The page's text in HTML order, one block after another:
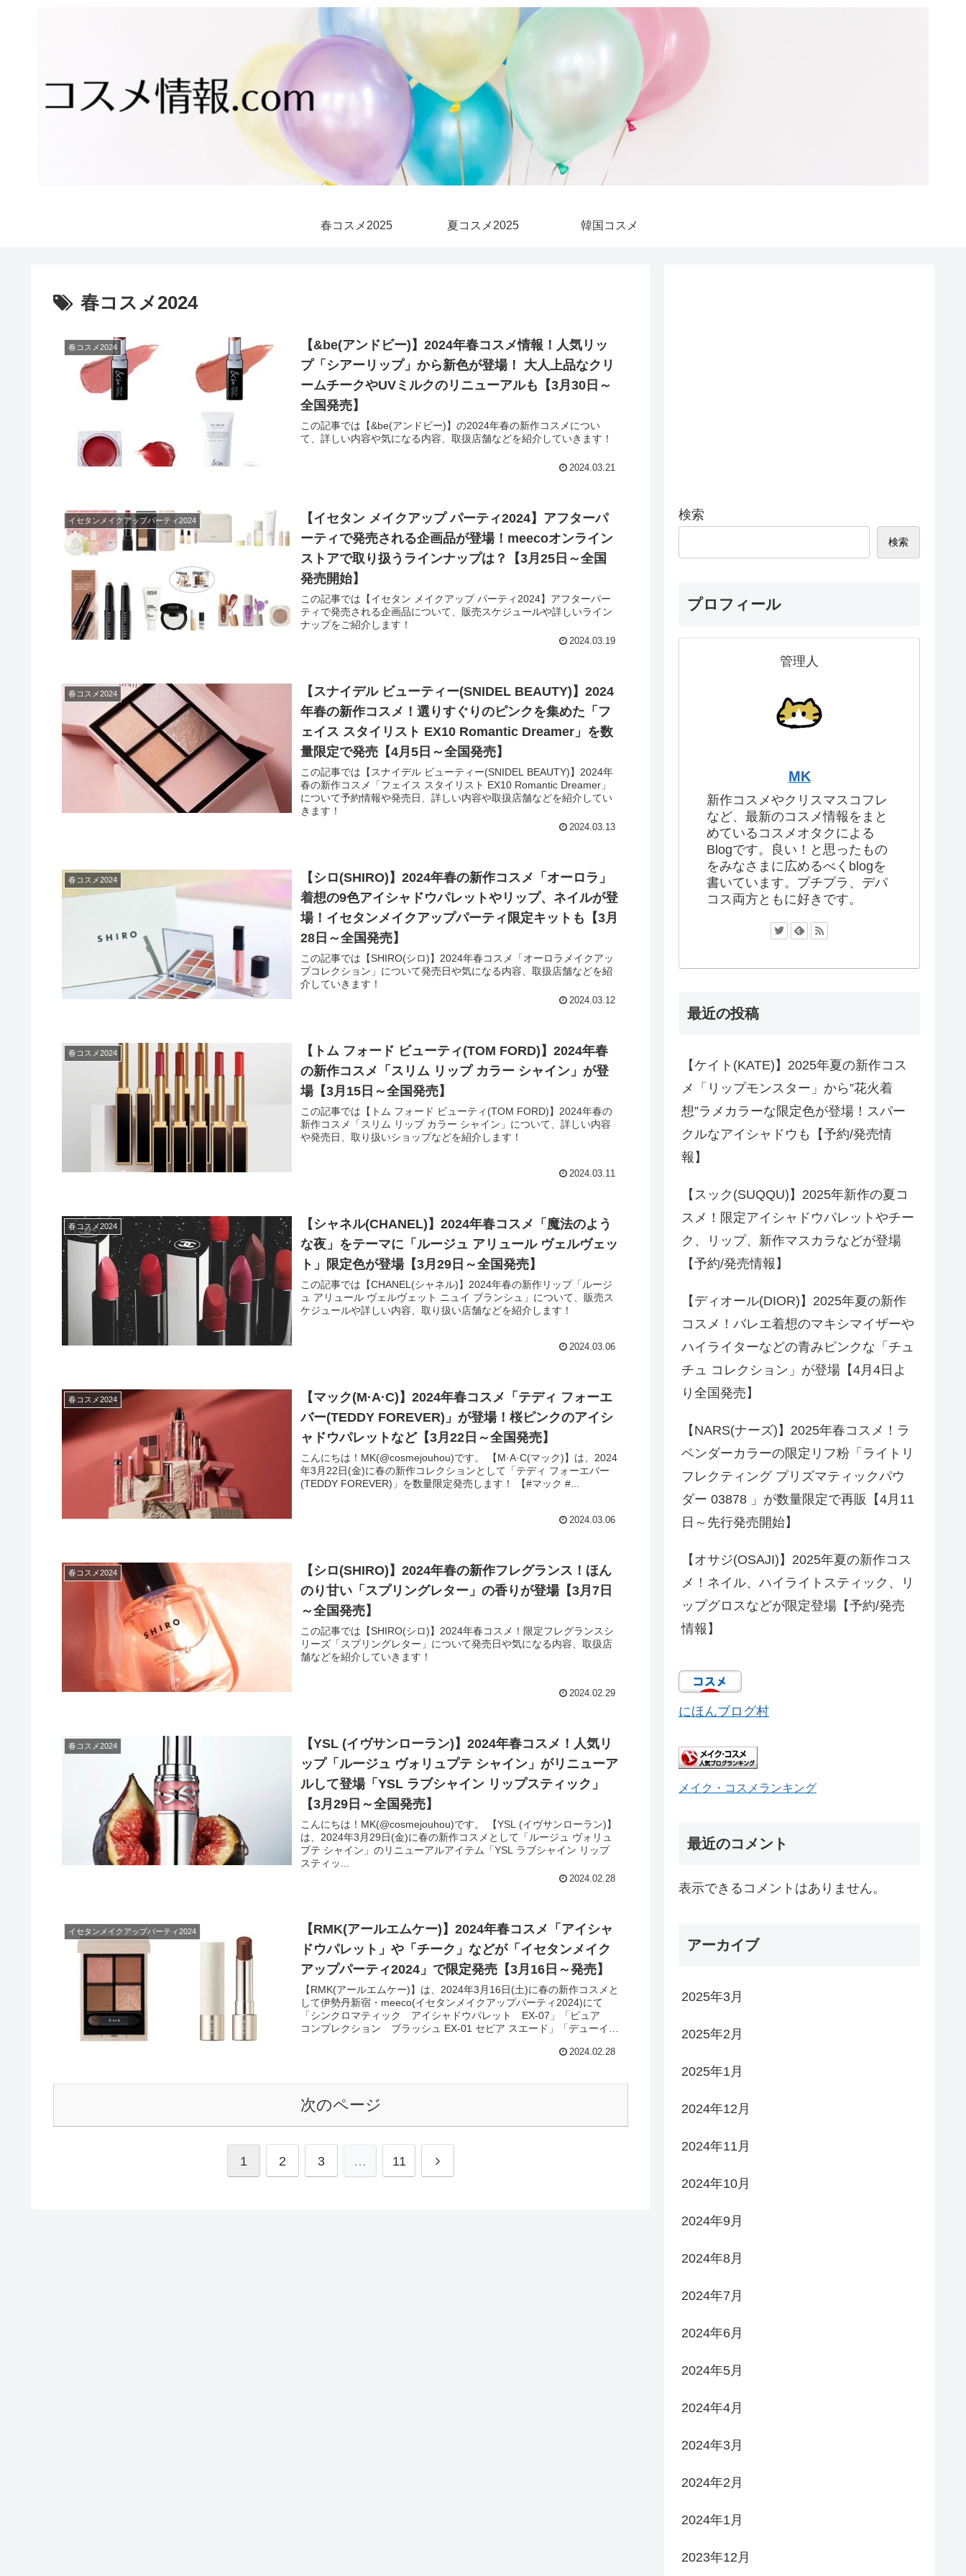
春コスメ2025 夏コスメ2025 韓国コスメ
春コスメ2024
春コスメ2024
【&be(アンドビー)】2024年春コスメ情報！人気リッ
プ「シアーリップ」から新色が登場！ 大人上品なクリ
ームチークやUVミルクのリニューアルも【3月30日～
全国発売】
この記事では【&be(アンドビー)】の2024年春の新作コスメについ
て、詳しい内容や気になる内容、取扱店舗などを紹介していきます！
2024.03.21
イセタンメイクアップパーティ2024
【イセタン メイクアップ パーティ2024】アフターパ
ーティで発売される企画品が登場！meecoオンライン
ストアで取り扱うラインナップは？【3月25日～全国
発売開始】
この記事では【イセタン メイクアップ パーティ2024】アフターパー
ティで発売される企画品について、販売スケジュールや詳しいライン
ナップをご紹介します！
2024.03.19
春コスメ2024
【スナイデル ビューティー(SNIDEL BEAUTY)】2024
年春の新作コスメ！選りすぐりのピンクを集めた「フ
ェイス スタイリスト EX10 Romantic Dreamer」を数
量限定で発売【4月5日～全国発売】
この記事では【スナイデル ビューティー(SNIDEL BEAUTY)】2024年
春の新作コスメ「フェイス スタイリスト EX10 Romantic Dreamer」
について予約情報や発売日、詳しい内容や取扱店舗などを紹介してい
きます！
2024.03.13
春コスメ2024
【シロ(SHIRO)】2024年春の新作コスメ「オーロラ」
着想の9色アイシャドウパレットやリップ、ネイルが登
場！イセタンメイクアップパーティ限定キットも【3月
28日～全国発売】
この記事では【SHIRO(シロ)】2024年春コスメ「オーロラメイクアッ
プコレクション」について発売日や気になる内容、取扱店舗などを紹
介していきます！
2024.03.12
春コスメ2024
【トム フォード ビューティ(TOM FORD)】2024年春
の新作コスメ「スリム リップ カラー シャイン」が登
場【3月15日～全国発売】
この記事では【トム フォード ビューティ(TOM FORD)】2024年春の
新作コスメ「スリム リップ カラー シャイン」について、詳しい内容
や発売日、取り扱いショップなどを紹介します！
2024.03.11
春コスメ2024
【シャネル(CHANEL)】2024年春コスメ「魔法のよう
な夜」をテーマに「ルージュ アリュール ヴェルヴェッ
ト」限定色が登場【3月29日～全国発売】
この記事では【CHANEL(シャネル)】2024年春の新作リップ「ルージ
ュ アリュール ヴェルヴェット ニュイ ブランシュ」について、販売ス
ケジュールや詳しい内容、取り扱い店舗などを紹介します！
2024.03.06
春コスメ2024
【マック(M·A·C)】2024年春コスメ「テディ フォーエ
バー(TEDDY FOREVER)」が登場！桜ピンクのアイシ
ャドウパレットなど【3月22日～全国発売】
こんにちは！MK(@cosmejouhou)です。 【M·A·C(マック)】は、2024
年3月22日(金)に春の新作コレクションとして「テディ フォーエバー
(TEDDY FOREVER)」を数量限定発売します！ 【#マック #...
2024.03.06
春コスメ2024
【シロ(SHIRO)】2024年春の新作フレグランス！ほん
のり甘い「スプリングレター」の香りが登場【3月7日
～全国発売】
この記事では【SHIRO(シロ)】2024年春コスメ！限定フレグランスシ
リーズ「スプリングレター」について発売日や気になる内容、取扱店
舗などを紹介していきます！
2024.02.29
春コスメ2024
【YSL (イヴサンローラン)】2024年春コスメ！人気リ
ップ「ルージュ ヴォリュプテ シャイン」がリニューア
ルして登場「YSL ラブシャイン リップスティック」
【3月29日～全国発売】
こんにちは！MK(@cosmejouhou)です。 【YSL (イヴサンローラン)】
は、2024年3月29日(金)に春の新作コスメとして「ルージュ ヴォリュ
プテ シャイン」のリニューアルアイテム「YSL ラブシャイン リップ
スティッ...
2024.02.28
イセタンメイクアップパーティ2024
【RMK(アールエムケー)】2024年春コスメ「アイシャ
ドウパレット」や「チーク」などが「イセタンメイク
アップパーティ2024」で限定発売【3月16日～発売】
【RMK(アールエムケー)】は、2024年3月16日(土)に春の新作コスメと
して伊勢丹新宿・meeco(イセタンメイクアップパーティ2024)にて
「シンクロマティック アイシャドウパレット EX-07」「ピュア
コンプレクション ブラッシュ EX-01 セピア スエード」「デューイー
2024.02.28
次のページ
1 2 3 … 11
検索
検索
プロフィール
管理人
MK
新作コスメやクリスマスコフレ
など、最新のコスメ情報をまと
めているコスメオタクによる
Blogです。良い！と思ったもの
をみなさまに広めるべくblogを
書いています。プチプラ、デパ
コス両方ともに好きです。
最近の投稿
【ケイト(KATE)】2025年夏の新作コス
メ「リップモンスター」から”花火着
想”ラメカラーな限定色が登場！スパー
クルなアイシャドウも【予約/発売情
報】
【スック(SUQQU)】2025年新作の夏コ
スメ！限定アイシャドウパレットやチー
ク、リップ、新作マスカラなどが登場
【予約/発売情報】
【ディオール(DIOR)】2025年夏の新作
コスメ！バレエ着想のマキシマイザーや
ハイライターなどの青みピンクな「チュ
チュ コレクション」が登場【4月4日よ
り全国発売】
【NARS(ナーズ)】2025年春コスメ！ラ
ベンダーカラーの限定リフ粉「ライトリ
フレクティング プリズマティックパウ
ダー 03878 」が数量限定で再販【4月11
日～先行発売開始】
【オサジ(OSAJI)】2025年夏の新作コス
メ！ネイル、ハイライトスティック、リ
ップグロスなどが限定登場【予約/発売
情報】
にほんブログ村
メイク・コスメランキング
最近のコメント
表示できるコメントはありません。
アーカイブ
2025年3月
2025年2月
2025年1月
2024年12月
2024年11月
2024年10月
2024年9月
2024年8月
2024年7月
2024年6月
2024年5月
2024年4月
2024年3月
2024年2月
2024年1月
2023年12月